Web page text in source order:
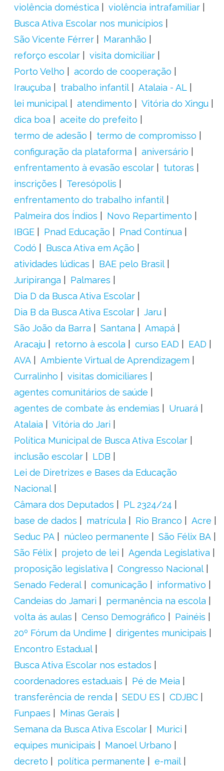
violência doméstica
violência intrafamiliar
Busca Ativa Escolar nos municípios
São Vicente Férrer
Maranhão
reforço escolar
visita domiciliar
Porto Velho
acordo de cooperação
Irauçuba
trabalho infantil
Atalaia - AL
lei municipal
atendimento
Vitória do Xingu
dica boa
aceite do prefeito
termo de adesão
termo de compromisso
configuração da plataforma
aniversário
enfrentamento à evasão escolar
tutoras
inscrições
Teresópolis
enfrentamento do trabalho infantil
Palmeira dos Índios
Novo Repartimento
IBGE
Pnad Educação
Pnad Contínua
Codó
Busca Ativa em Ação
atividades lúdicas
BAE pelo Brasil
Juripiranga
Palmares
Dia D da Busca Ativa Escolar
Dia B da Busca Ativa Escolar
Jaru
São João da Barra
Santana
Amapá
Aracaju
retorno à escola curso EAD
EAD
AVA
Ambiente Virtual de Aprendizagem
Curralinho
visitas domiciliares
agentes comunitários de saúde
agentes de combate às endemias
Uruará
Atalaia
Vitória do Jari
Política Municipal de Busca Ativa Escolar
inclusão escolar
LDB
Lei de Diretrizes e Bases da Educação
Nacional
Câmara dos Deputados
PL 2324/24
base de dados
matrícula Rio Branco
Acre
Seduc PA
núcleo permanente
São Félix BA
São Félix
projeto de lei
Agenda Legislativa
proposição legislativa
Congresso Nacional
Senado Federal
comunicação
informativo
Candeias do Jamari
permanência na escola
volta ás aulas
Censo Demográfico
Painéis
20º Fórum da Undime
dirigentes municipais
Encontro Estadual
Busca Ativa Escolar nos estados
coordenadores estaduais
Pé de Meia
transferência de renda
SEDU ES
CDJBC
Funpaes
Minas Gerais
Semana da Busca Ativa Escolar
Murici
equipes municipais
Manoel Urbano
decreto
política permanente
e-mail